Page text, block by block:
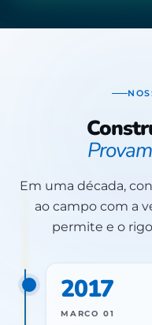
Em uma década,
ao campo com a
permite e o
2017
MARCO 01